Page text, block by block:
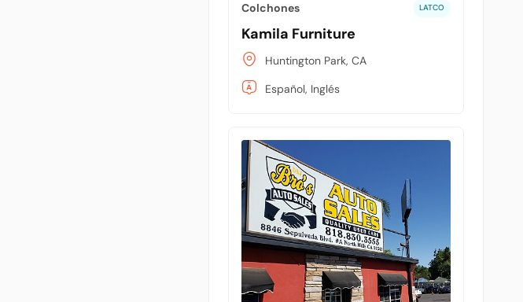
Colchones LATCO
Kamila Furniture
Huntington Park, CA
Español, Inglés